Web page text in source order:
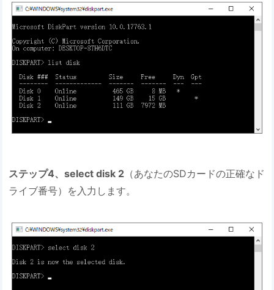
ステップ4、select disk 2 （あなたのSDカードの正確なド
ライブ番号）を入力します。